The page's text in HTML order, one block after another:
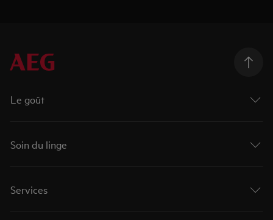
Le goût
Soin du linge
Services